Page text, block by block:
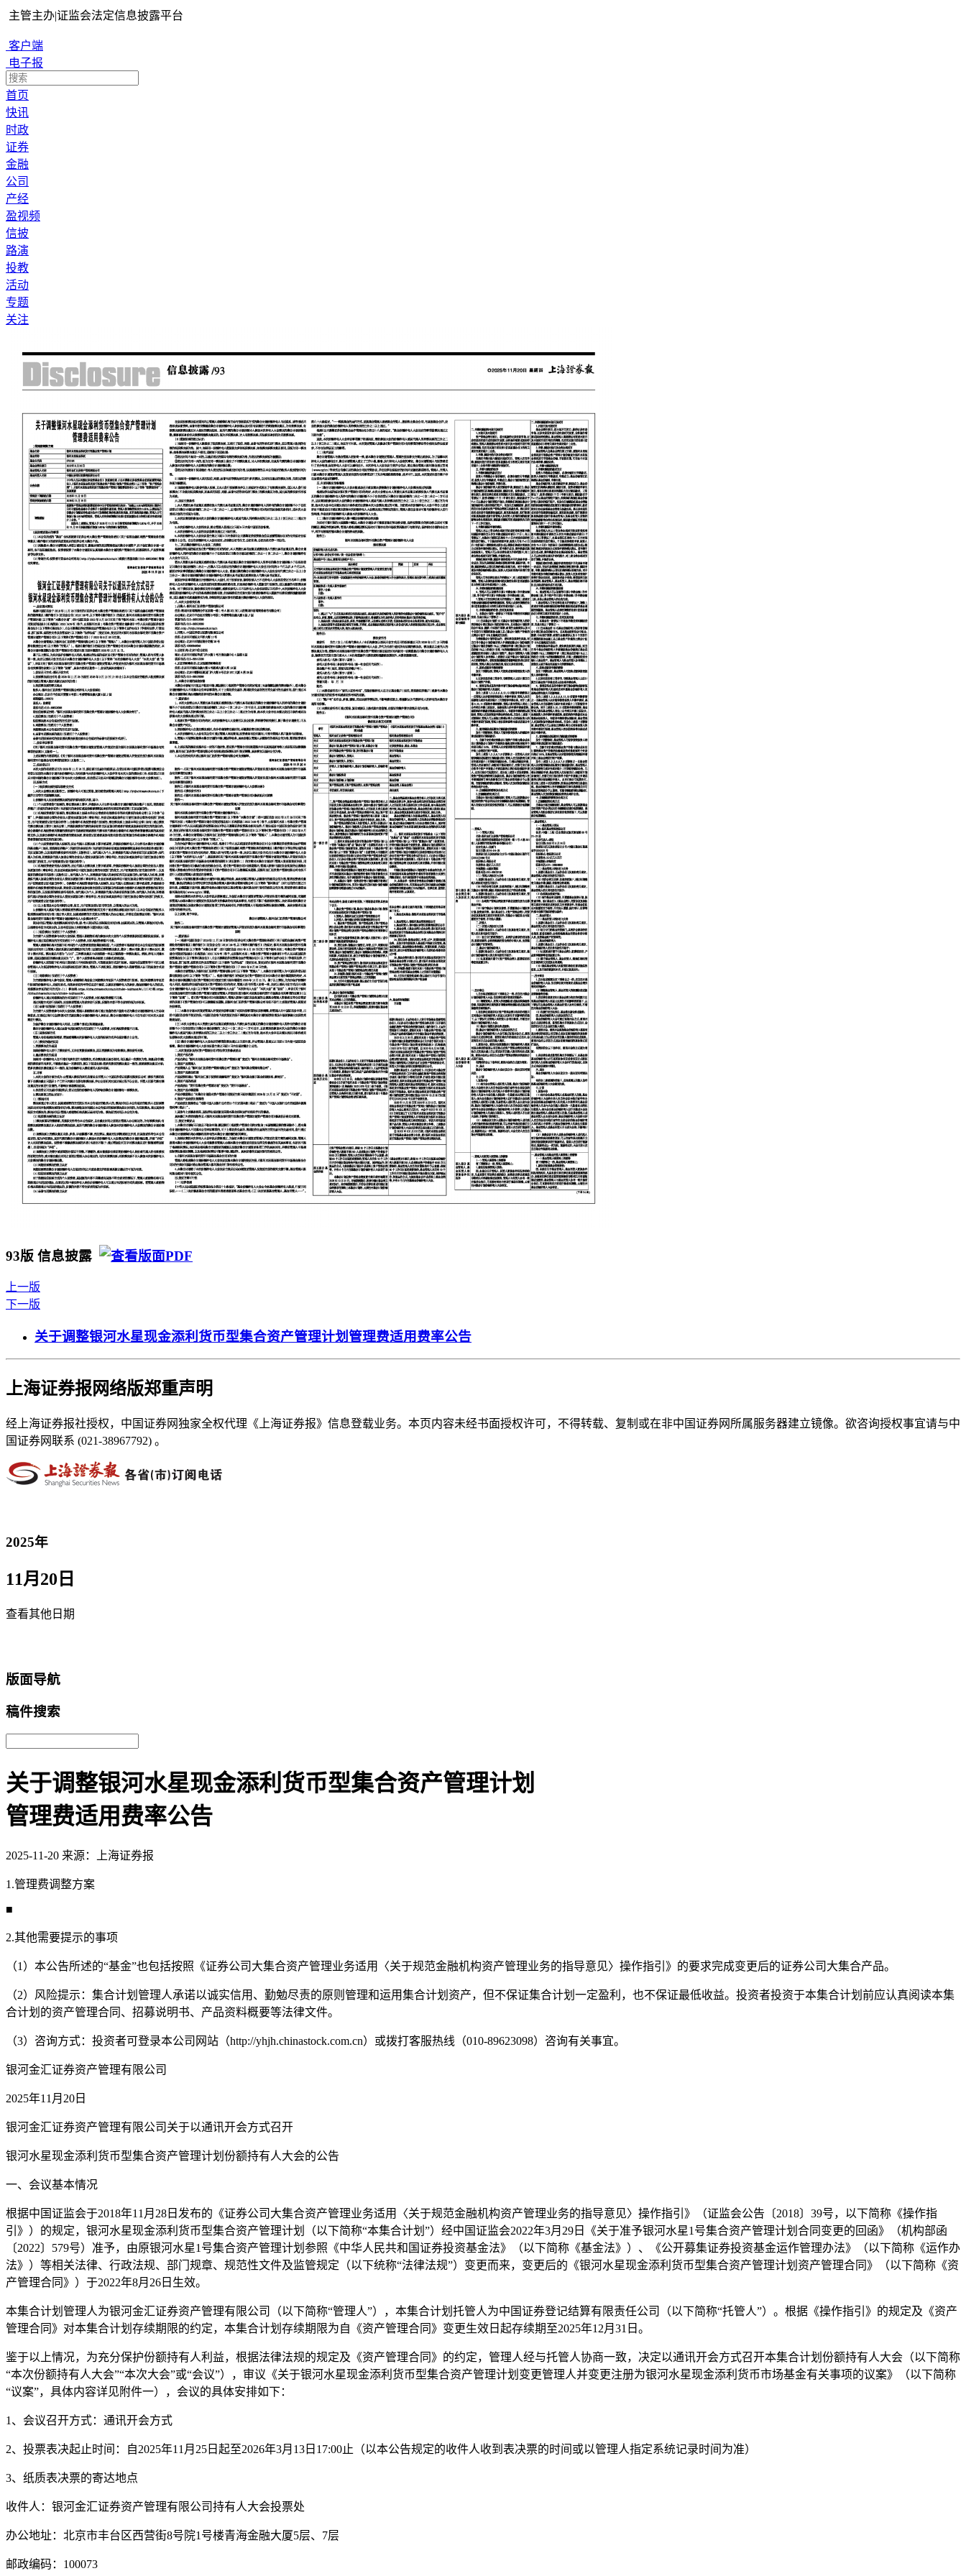
主管主办|证监会法定信息披露平台
客户端
电子报
首页
快讯
时政
证券
金融
公司
产经
盈视频
信披
路演
投教
活动
专题
关注
93版 信息披露
上一版
下一版
关于调整银河水星现金添利货币型集合资产管理计划管理费适用费率公告
上海证券报网络版郑重声明
经上海证券报社授权，中国证券网独家全权代理《上海证券报》信息登载业务。本页内容未经书面授权许可，不得转载、复制或在非中国证券网所属服务器建立镜像。欲咨询授权事宜请与中
国证券网联系 (021-38967792) 。
2025年
11月20日
查看其他日期
版面导航
稿件搜索
关于调整银河水星现金添利货币型集合资产管理计划
管理费适用费率公告
2025-11-20 来源：上海证券报
1.管理费调整方案
■
2.其他需要提示的事项
（1）本公告所述的“基金”也包括按照《证券公司大集合资产管理业务适用〈关于规范金融机构资产管理业务的指导意见〉操作指引》的要求完成变更后的证券公司大集合产品。
（2）风险提示：集合计划管理人承诺以诚实信用、勤勉尽责的原则管理和运用集合计划资产，但不保证集合计划一定盈利，也不保证最低收益。投资者投资于本集合计划前应认真阅读本集
合计划的资产管理合同、招募说明书、产品资料概要等法律文件。
（3）咨询方式：投资者可登录本公司网站（http://yhjh.chinastock.com.cn）或拨打客服热线（010-89623098）咨询有关事宜。
银河金汇证券资产管理有限公司
2025年11月20日
银河金汇证券资产管理有限公司关于以通讯开会方式召开
银河水星现金添利货币型集合资产管理计划份额持有人大会的公告
一、会议基本情况
根据中国证监会于2018年11月28日发布的《证券公司大集合资产管理业务适用〈关于规范金融机构资产管理业务的指导意见〉操作指引》（证监会公告〔2018〕39号，以下简称《操作指
引》）的规定，银河水星现金添利货币型集合资产管理计划（以下简称“本集合计划”）经中国证监会2022年3月29日《关于准予银河水星1号集合资产管理计划合同变更的回函》（机构部函
〔2022〕579号）准予，由原银河水星1号集合资产管理计划参照《中华人民共和国证券投资基金法》（以下简称《基金法》）、《公开募集证券投资基金运作管理办法》（以下简称《运作办
法》）等相关法律、行政法规、部门规章、规范性文件及监管规定（以下统称“法律法规”）变更而来，变更后的《银河水星现金添利货币型集合资产管理计划资产管理合同》（以下简称《资
产管理合同》）于2022年8月26日生效。
本集合计划管理人为银河金汇证券资产管理有限公司（以下简称“管理人”），本集合计划托管人为中国证券登记结算有限责任公司（以下简称“托管人”）。根据《操作指引》的规定及《资产
管理合同》对本集合计划存续期限的约定，本集合计划存续期限为自《资产管理合同》变更生效日起存续期至2025年12月31日。
鉴于以上情况，为充分保护份额持有人利益，根据法律法规的规定及《资产管理合同》的约定，管理人经与托管人协商一致，决定以通讯开会方式召开本集合计划份额持有人大会（以下简称
“本次份额持有人大会”“本次大会”或“会议”），审议《关于银河水星现金添利货币型集合资产管理计划变更管理人并变更注册为银河水星现金添利货币市场基金有关事项的议案》（以下简称
“议案”，具体内容详见附件一），会议的具体安排如下：
1、会议召开方式：通讯开会方式
2、投票表决起止时间：自2025年11月25日起至2026年3月13日17:00止（以本公告规定的收件人收到表决票的时间或以管理人指定系统记录时间为准）
3、纸质表决票的寄达地点
收件人：银河金汇证券资产管理有限公司持有人大会投票处
办公地址：北京市丰台区西营街8号院1号楼青海金融大厦5层、7层
邮政编码：100073